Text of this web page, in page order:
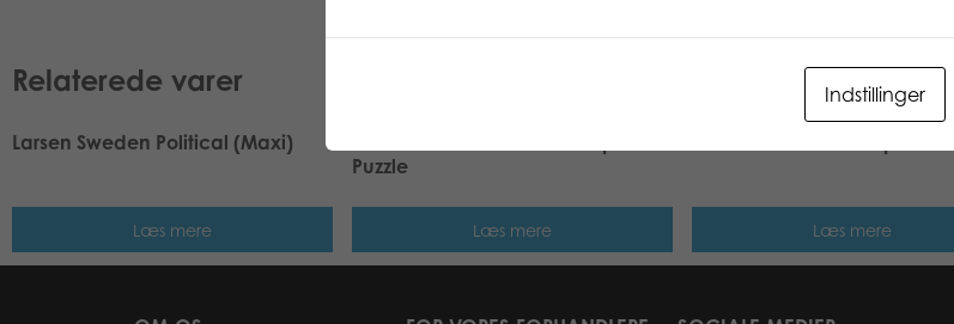
Relaterede varer
Larsen Sweden Political (Maxi)
Læs mere
Puzzle
Læs mere Læs mere
Indstillinger